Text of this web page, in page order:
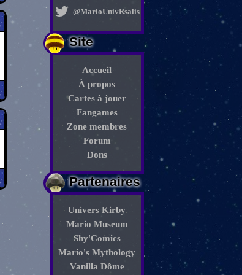
@MarioUnivRsalis
Site
Accueil
À propos
Cartes à jouer
Fangames
Zone membres
Forum
Dons
Partenaires
Univers Kirby
Mario Museum
Shy'Comics
Mario's Mythology
Vanilla Dôme